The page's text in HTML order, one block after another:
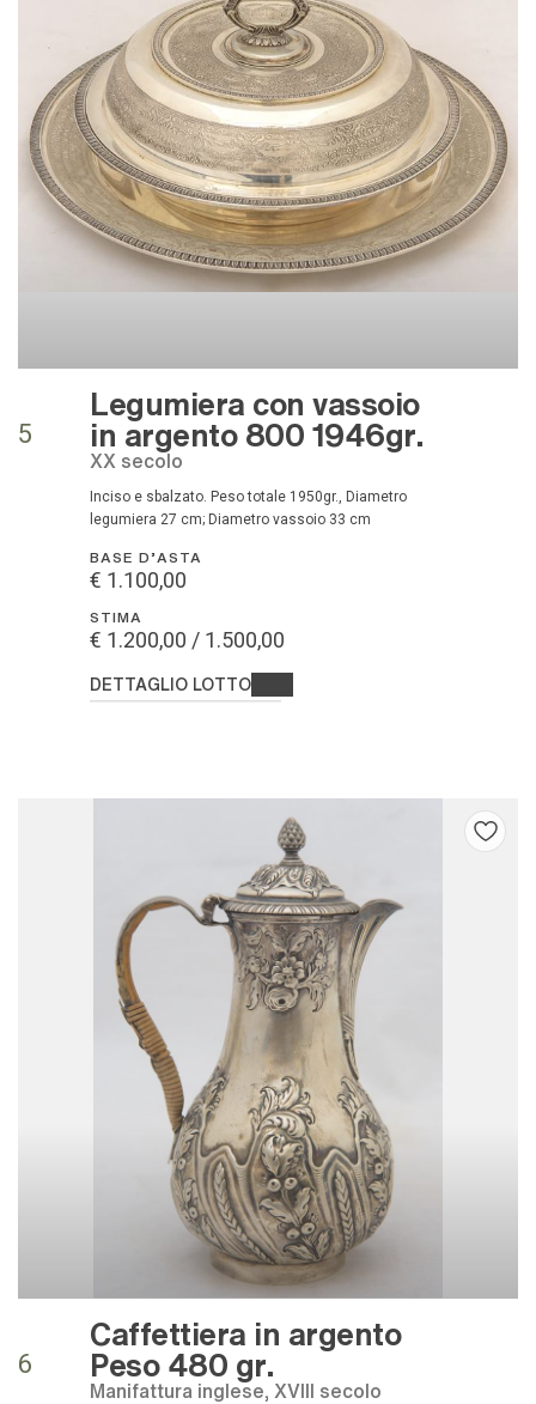
5
Legumiera con vassoio
in argento 800 1946gr.
XX secolo
Inciso e sbalzato. Peso totale 1950gr., Diametro
legumiera 27 cm; Diametro vassoio 33 cm
BASE D'ASTA
€ 1.100,00
STIMA
€ 1.200,00 / 1.500,00
DETTAGLIO LOTTO
6
Caffettiera in argento
Peso 480 gr.
Manifattura inglese, XVIII secolo